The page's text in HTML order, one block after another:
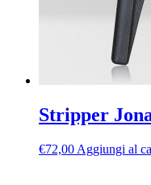
Stripper
€72,00 Aggiungi al